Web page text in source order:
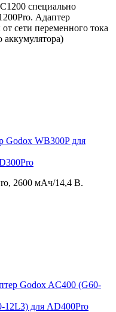
специально
Адаптер
сети переменного тока
аккумулятора)
2600 мАч/14,4 В.
12L3) для AD400Pro